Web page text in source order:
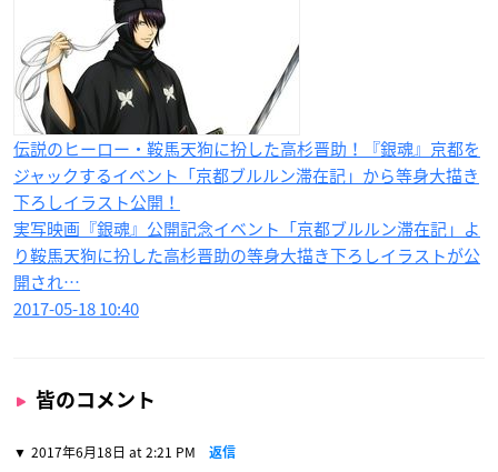
​伝説のヒーロー・鞍馬天狗​に扮した高杉晋助！『銀魂』京都を
ジャックするイベント「京都ブルルン滞在記」から等身大描き
下ろしイラスト公開！
実写映画『銀魂』公開記念イベント「京都ブルルン滞在記」よ
り鞍馬天狗に扮した高杉晋助の等身大描き下ろしイラストが公
開され…
2017-05-18 10:40
皆のコメント
2017年6月18日 at 2:21 PM 返信